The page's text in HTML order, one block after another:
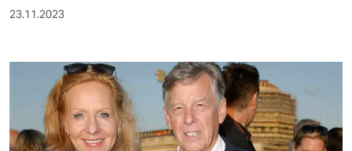
veranstaltungen
fragen & hilfe
unterstützen
abo
23.11.2023